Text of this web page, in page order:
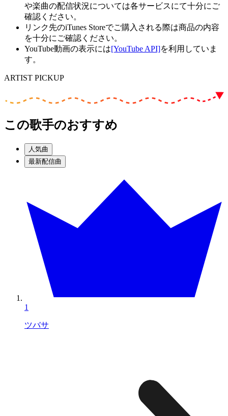
や楽曲の配信状況については各サービスにて十分にご
確認ください。
リンク先のiTunes Storeでご購入される際は商品の内容
を十分にご確認ください。
YouTube動画の表示には[YouTube API]を利用していま
す。
ARTIST PICKUP
この歌手のおすすめ
人気曲
最新配信曲
1
ツバサ